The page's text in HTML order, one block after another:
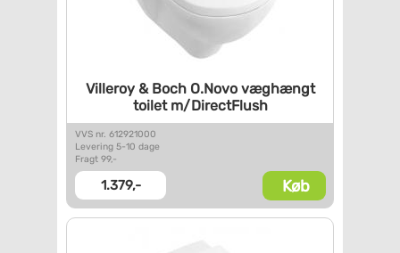
Villeroy & Boch O.Novovæghængt
toilet m/DirectFlush
VVS nr. 612921000
Levering 5-10 dage
Fragt 99,-
1.379,- Køb